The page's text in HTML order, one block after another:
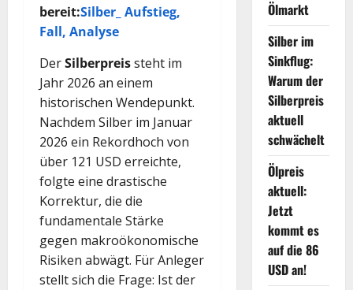
bereit:Silber_ Aufstieg,
Fall, Analyse
DerSilberpreissteht im
Jahr 2026 an einem
historischen Wendepunkt.
Nachdem Silber im Januar
2026 ein Rekordhoch von
über 121 USD erreichte,
folgte eine drastische
Korrektur, die die
fundamentale Stärke
gegen makroökonomische
Risiken abwägt. Für Anleger
stellt sich die Frage: Ist der
Ölmarkt
Silber im
Sinkflug:
Warum der
Silberpreis
aktuell
schwächelt
Ölpreis
aktuell:
Jetzt
kommt es
auf die 86
USD an!